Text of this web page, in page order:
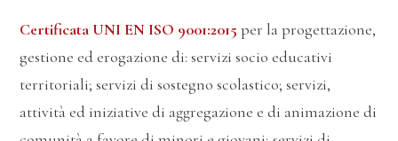
Certificata UNI EN ISO 9001:2015 per la progettazione,
gestione ed erogazione di: servizi socio educativi
territoriali; servizi di sostegno scolastico; servizi,
attività ed iniziative di aggregazione e di animazione di